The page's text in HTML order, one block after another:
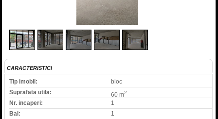
CARACTERISTICI
Tip imobil:
bloc
Suprafata utila:
60 m2
Nr. incaperi:
1
Bai:
1